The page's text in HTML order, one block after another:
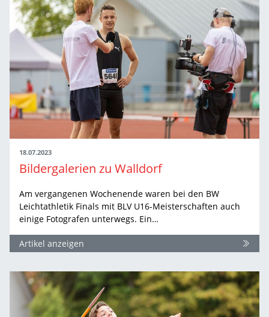
18.07.2023
Bildergalerien zu Walldorf
Am vergangenen Wochenende waren bei den BW
Leichtathletik Finals mit BLV U16-Meisterschaften auch
einige Fotografen unterwegs. Ein…
Artikel anzeigen